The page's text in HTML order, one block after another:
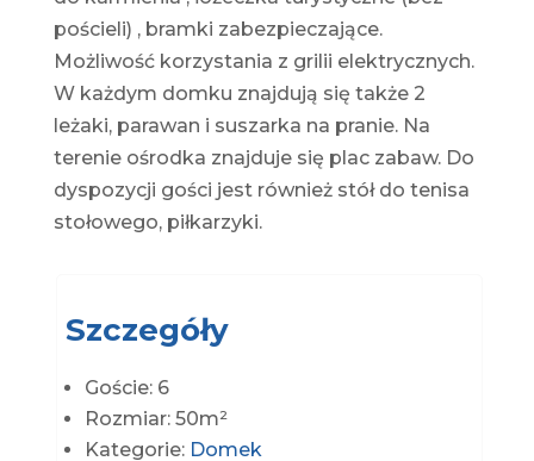
pościeli) , bramki zabezpieczające.
Możliwość korzystania z grilii elektrycznych.
W każdym domku znajdują się także 2
leżaki, parawan i suszarka na pranie. Na
terenie ośrodka znajduje się plac zabaw. Do
dyspozycji gości jest również stół do tenisa
stołowego, piłkarzyki.
Szczegóły
Goście:6
Rozmiar:50m²
Kategorie: Domek